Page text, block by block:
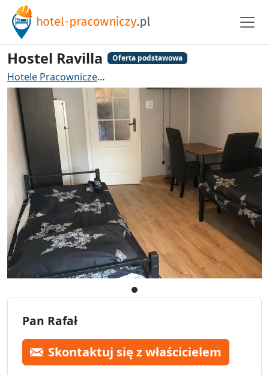
Hostel Ravilla Oferta podstawowa
Hotele Pracownicze
Pan Rafał
Skontaktuj się z właścicielem